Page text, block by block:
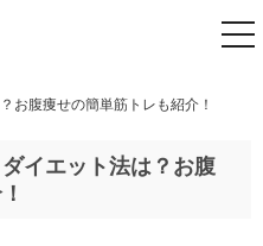
お腹痩せの簡単筋トレも紹介！
イエット法は？お腹